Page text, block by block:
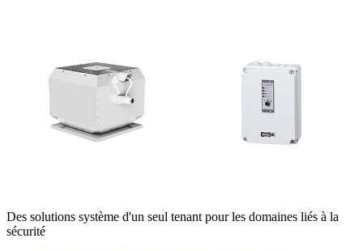
Des solutions système d'un seul tenant pour les domaines liés à la
sécurité